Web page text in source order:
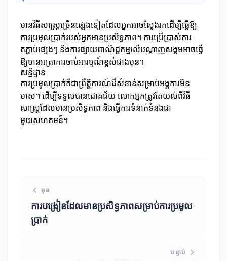
មានវិធីសាស្ត្រច្រើនផ្សេងទៀតដែលអ្នកអាចស្វែងរកដើម្បីធ្វើឱ្យ
ការប្រមូលប្រាក់របស់អ្នកមានប្រសិទ្ធភាព។ ការប្រើប្រាស់ការ
តភ្ជាប់ផ្សេងៗ និងការផ្សាយពាណិជ្ជកម្មលើបណ្តាញសង្គមអាចធ្វើ
ឱ្យមានអត្រាការចាប់អារម្មណ៍ខ្ពស់ជាងមុន។
សន្និដ្ឋាន
ការប្រមូលប្រាក់គឺជាព្រឹត្តិការណ៍ដ៏សំខាន់សម្រាប់អង្គការមិន
មាស។ ដើម្បីទទួលបានជោគជ័យ លោកអ្នកត្រូវតែយល់ពីវិធី
សាស្ត្រដែលមានប្រសិទ្ធភាព និងធ្វើការទំនាក់ទំនងជា
មួយសហគមន៍។
មុន
ការបង្រៀនដែលមានប្រសិទ្ធភាពសម្រាប់ការប្រមូល
ប្រាក់
បន្ទាប់